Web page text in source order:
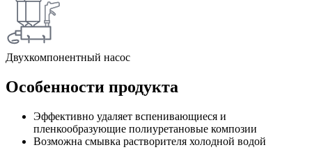
Двухкомпонентный насос
Особенности продукта
Эффективно удаляет вспенивающиеся и
пленкообразующие полиуретановые композии
Возможна смывка растворителя холодной водой